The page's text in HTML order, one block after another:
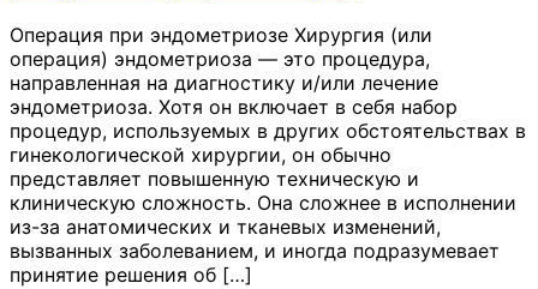
Операция при эндометриозе Хирургия (или
операция) эндометриоза — это процедура,
направленная на диагностику и/или лечение
эндометриоза. Хотя он включает в себя набор
процедур, используемых в других обстоятельствах в
гинекологической хирургии, он обычно
представляет повышенную техническую и
клиническую сложность. Она сложнее в исполнении
из-за анатомических и тканевых изменений,
вызванных заболеванием, и иногда подразумевает
принятие решения об […]